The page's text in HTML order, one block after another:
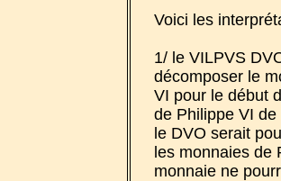
Voici les
1/ le VILPVS
décomposer le
VI pour le début
de Philippe VI de
le DVO serait
les monnaies de
monnaie ne